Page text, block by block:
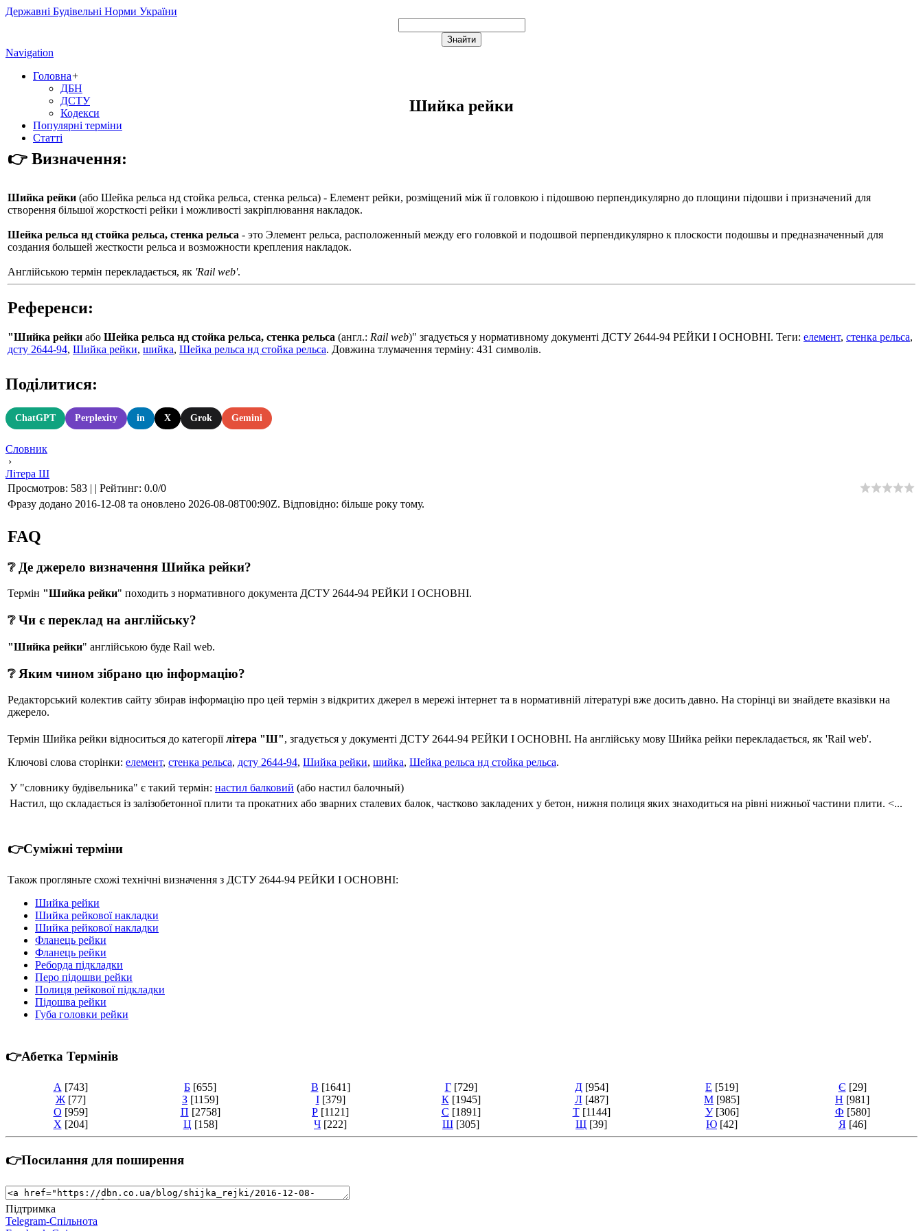
Державні Будівельні Норми України
Navigation
Головна+
ДБН
ДСТУ
Кодекси
Популярні терміни
Статті
Шийка рейки
👉 Визначення:
Шийка рейки (або Шейка рельса нд стойка рельса, стенка рельса) - Елемент рейки, розміщений між її головкою і підошвою перпендикулярно до площини підошви і призначений для
створення більшої жорсткості рейки і можливості закріплювання накладок.
Шейка рельса нд стойка рельса, стенка рельса - это Элемент рельса, расположенный между его головкой и подошвой перпендикулярно к плоскости подошвы и предназначенный для
создания большей жесткости рельса и возможности крепления накладок.
Англійською термін перекладається, як 'Rail web'.
Референси:
"Шийка рейки або Шейка рельса нд стойка рельса, стенка рельса (англ.: Rail web)" згадується у нормативному документі ДСТУ 2644-94 РЕЙКИ І ОСНОВНІ. Теги: елемент, стенка рельса,
дсту 2644-94, Шийка рейки, шийка, Шейка рельса нд стойка рельса. Довжина тлумачення терміну: 431 символів.
Поділитися:
ChatGPT Perplexity in X Grok Gemini
Словник
›
Літера Ш
Просмотров: 583 | | Рейтинг: 0.0/0
Фразу додано 2016-12-08 та оновлено 2026-08-08T00:90Z. Відповідно: більше року тому.
FAQ
❔ Де джерело визначення Шийка рейки?
Термін "Шийка рейки" походить з нормативного документа ДСТУ 2644-94 РЕЙКИ І ОСНОВНІ.
❔ Чи є переклад на англійську?
"Шийка рейки" англійською буде Rail web.
❔ Яким чином зібрано цю інформацію?
Редакторський колектив сайту збирав інформацію про цей термін з відкритих джерел в мережі інтернет та в нормативній літературі вже досить давно. На сторінці ви знайдете вказівки на
джерело.
Термін Шийка рейки відноситься до категоріїлітера "Ш", згадується у документі ДСТУ 2644-94 РЕЙКИ І ОСНОВНІ. На англійську мову Шийка рейки перекладається, як 'Rail web'.
Ключові слова сторінки: елемент, стенка рельса, дсту 2644-94, Шийка рейки, шийка, Шейка рельса нд стойка рельса.
У "словнику будівельника" є такий термін: настил балковий (або настил балочный)
Настил, що складається із залізобетонної плити та прокатних або зварних сталевих балок, частково закладених у бетон, нижня полиця яких знаходиться на рівні нижньої частини плити. <...
👉Суміжні терміни
Також прогляньте схожі технічні визначення з ДСТУ 2644-94 РЕЙКИ І ОСНОВНІ:
Шийка рейки
Шийка рейкової накладки
Шийка рейкової накладки
Фланець рейки
Фланець рейки
Реборда підкладки
Перо підошви рейки
Полиця рейкової підкладки
Підошва рейки
Губа головки рейки
👉Абетка Термінів
А [743] Б [655] В [1641] Г [729] Д [954] Е [519] Є [29]
Ж [77] З [1159] І [379] К [1945] Л [487] М [985] Н [981]
О [959] П [2758] Р [1121] С [1891] Т [1144] У [306] Ф [580]
Х [204] Ц [158] Ч [222] Ш [305] Щ [39] Ю [42] Я [46]
👉Посилання для поширення
Підтримка
Telegram-Спільнота